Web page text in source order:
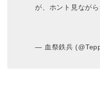
が、ホント見なが
— 血祭鉄兵